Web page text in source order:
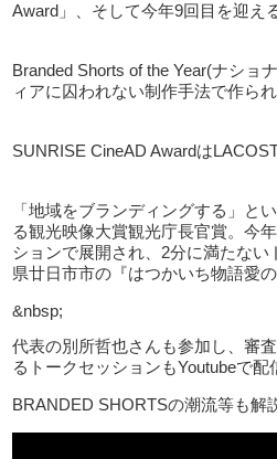
Award」、そして今年9回目を迎え
Branded Shorts of the Year(ナショ
ィアに囚われない制作手法で作ら
SUNRISE CineAD Awardは
「地域をブランディングする」と
る観光映像大賞観光庁長官賞。今
ションで展開され、2分に満たな
県廿日市市の『はつかいち物語愛
&nbsp;
代表の別所哲也さんも参加し、審
るトークセッションもYoutubeで配
BRANDED SHORTSの潮流等も解